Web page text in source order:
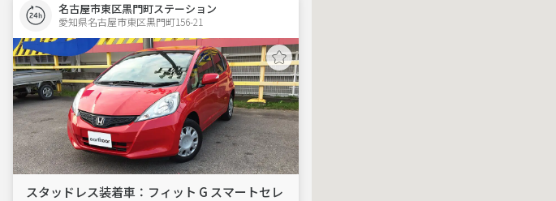
名古屋市東区黒門町ステーション
愛知県名古屋市東区黒門町156-21
スタッドレス装着車：フィット G スマートセレ